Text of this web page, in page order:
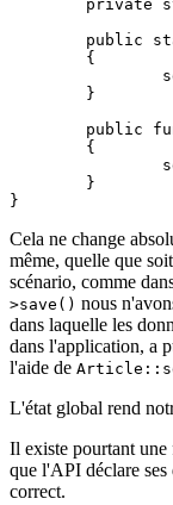
Cela ne change
même, quelle que
scénario, comme
>save() nous
dans laquelle les
dans l'application, a
l'aide de
L'état global rend
Il existe pourtant
que l'API déclare
correct.